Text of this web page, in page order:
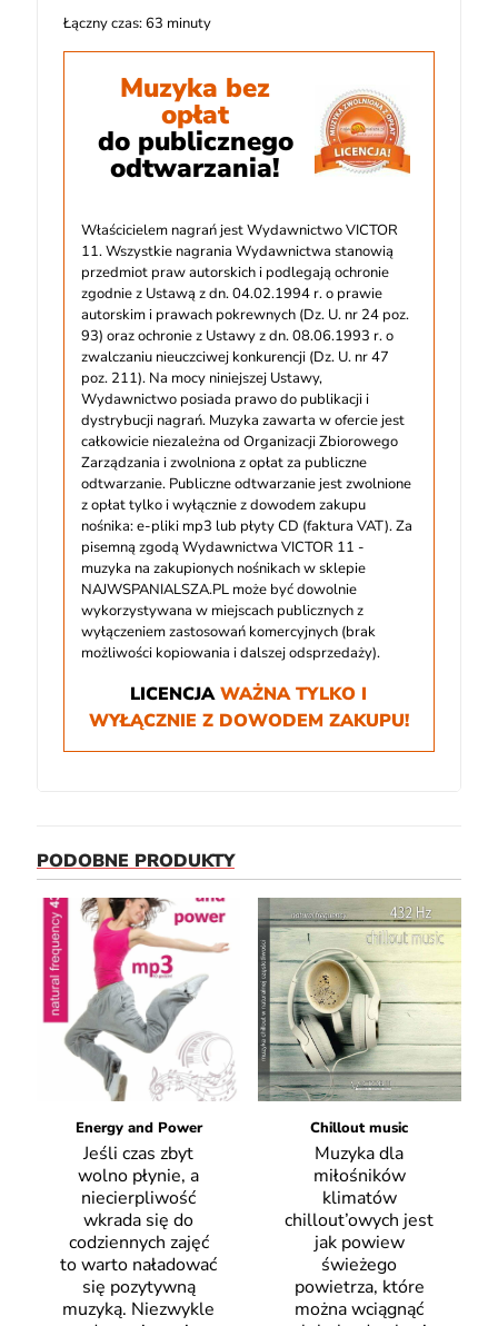
Łączny czas: 63 minuty
Muzyka bez
opłat
do publicznego
odtwarzania!
Właścicielem nagrań jest Wydawnictwo VICTOR
11. Wszystkie nagrania Wydawnictwa stanowią
przedmiot praw autorskich i podlegają ochronie
zgodnie z Ustawą z dn. 04.02.1994 r. o prawie
autorskim i prawach pokrewnych (Dz. U. nr 24 poz.
93) oraz ochronie z Ustawy z dn. 08.06.1993 r. o
zwalczaniu nieuczciwej konkurencji (Dz. U. nr 47
poz. 211). Na mocy niniejszej Ustawy,
Wydawnictwo posiada prawo do publikacji i
dystrybucji nagrań. Muzyka zawarta w ofercie jest
całkowicie niezależna od Organizacji Zbiorowego
Zarządzania i zwolniona z opłat za publiczne
odtwarzanie. Publiczne odtwarzanie jest zwolnione
z opłat tylko i wyłącznie z dowodem zakupu
nośnika: e-pliki mp3 lub płyty CD (faktura VAT). Za
pisemną zgodą Wydawnictwa VICTOR 11 -
muzyka na zakupionych nośnikach w sklepie
NAJWSPANIALSZA.PL może być dowolnie
wykorzystywana w miejscach publicznych z
wyłączeniem zastosowań komercyjnych (brak
możliwości kopiowania i dalszej odsprzedaży).
LICENCJA WAŻNA TYLKO I
WYŁĄCZNIE Z DOWODEM ZAKUPU!
PODOBNE PRODUKTY
Energy and Power
Jeśli czas zbyt
wolno płynie, a
niecierpliwość
wkrada się do
codziennych zajęć
to warto naładować
się pozytywną
muzyką. Niezwykle
Chillout music
Muzyka dla
miłośników
klimatów
chillout’owych jest
jak powiew
świeżego
powietrza, które
można wciągnąć